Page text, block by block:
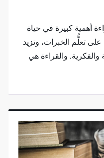
أهمية كبيرة في حياة
تعلُّم الخبرات، وتزيد
والقراءة هي